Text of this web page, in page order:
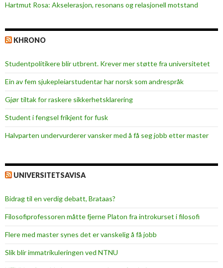
Hartmut Rosa: Akselerasjon, resonans og relasjonell motstand
KHRONO
Studentpolitikere blir utbrent. Krever mer støtte fra universitetet
Ein av fem sjukepleiar­studentar har norsk som andrespråk
Gjør tiltak for raskere sikkerhets­klarering
Student i fengsel frikjent for fusk
Halvparten undervurderer vansker med å få seg jobb etter master
UNIVERSITETSAVISA
Bidrag til en verdig debatt, Brataas?
Filosofiprofessoren måtte fjerne Platon fra introkurset i filosofi
Flere med master synes det er vanskelig å få jobb
Slik blir immatrikuleringen ved NTNU